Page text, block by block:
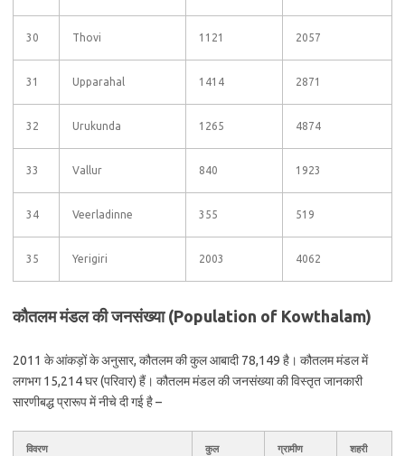
30 Thovi 1121 2057
31 Upparahal 1414 2871
32 Urukunda 1265 4874
33 Vallur 840 1923
34 Veerladinne 355 519
35 Yerigiri 2003 4062
कौतलम मंडल की जनसंख्या (Population of Kowthalam)
2011 के आंकड़ों के अनुसार, कौतलम की कुल आबादी 78,149 है। कौतलम मंडल में
लगभग 15,214 घर (परिवार) हैं। कौतलम मंडल की जनसंख्या की विस्तृत जानकारी
सारणीबद्ध प्रारूप में नीचे दी गई है –
विवरण कुल ग्रामीण शहरी